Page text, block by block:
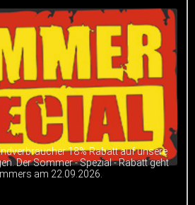
18% Rabatt auf unsere
Der Sommer - Spezial - Rabatt geht
am 22.09.2026.